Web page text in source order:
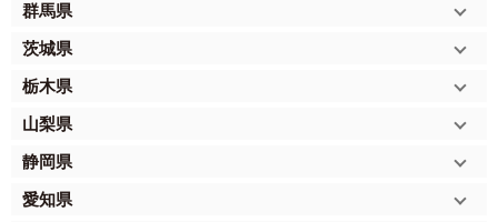
群馬県
茨城県
栃木県
山梨県
静岡県
愛知県